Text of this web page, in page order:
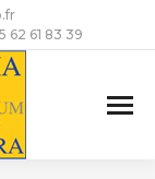
62 61 83 39